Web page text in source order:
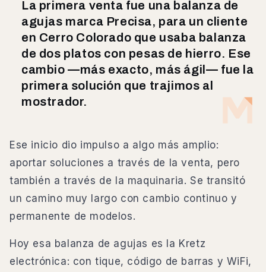
La primera venta fue una balanza de
agujas marca Precisa, para un cliente
en Cerro Colorado que usaba balanza
de dos platos con pesas de hierro. Ese
cambio —más exacto, más ágil— fue la
primera solución que trajimos al
mostrador.
Ese inicio dio impulso a algo más amplio:
aportar soluciones a través de la venta, pero
también a través de la maquinaria. Se transitó
un camino muy largo con cambio continuo y
permanente de modelos.
Hoy esa balanza de agujas es la Kretz
electrónica: con tique, código de barras y WiFi,